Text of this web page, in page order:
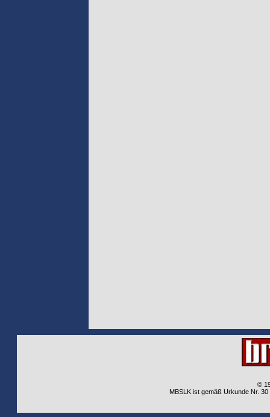
©
MBSLK ist gemäß Urkunde Nr.